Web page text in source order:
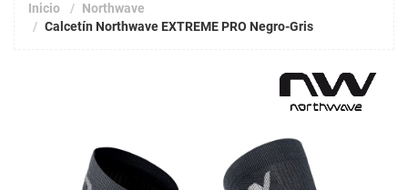
Inicio
Northwave
Calcetín Northwave EXTREME PRO Negro-Gris